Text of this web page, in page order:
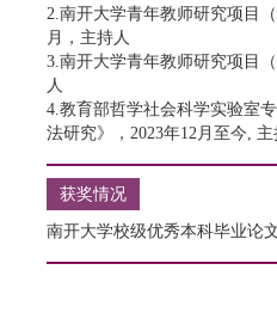
2.南开大学青年教师研究项目
月，主持人
3.南开大学青年教师研究项目
人
4.教育部哲学社会科学实验室
法研究》，2023年12月至今,
获奖情况
南开大学校级优秀本科毕业论